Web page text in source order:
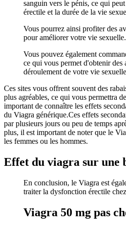
sanguin vers le pénis, ce qui
érectile et la durée de la vie
Vous pourrez ainsi profiter des
pour améliorer votre vie sexuelle.
Vous pouvez également
ce qui vous permet d'obtenir des
déroulement de votre vie
Ces sites vous offrent souvent des
plus agréables, ce qui vous permettra
important de connaître les effets
du Viagra générique.Ces effets
par plusieurs jours ou peu de temps
plus, il est important de noter que le
les femmes ou les hommes.
Effet du viagra sur une
En conclusion, le Viagra est
traiter la dysfonction érectile
Viagra 50 mg pas